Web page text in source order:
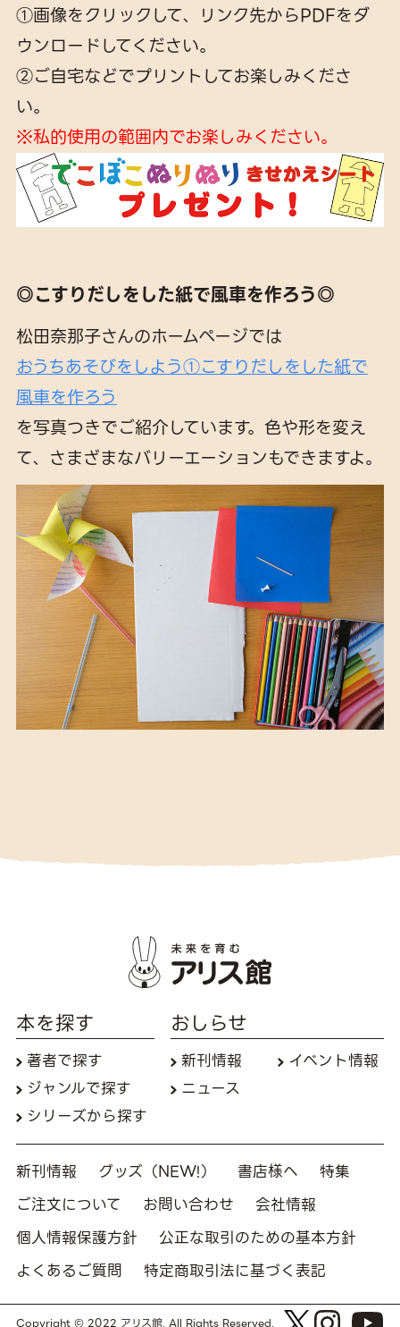
①画像をクリックして、リンク先からPDFをダ
ウンロードしてください。
②ご自宅などでプリントしてお楽しみくださ
い。
※私的使用の範囲内でお楽しみください。
◎こすりだしをした紙で風車を作ろう◎
松田奈那子さんのホームページでは
おうちあそびをしよう①こすりだしをした紙で
風車を作ろう
を写真つきでご紹介しています。色や形を変え
て、さまざまなバリーエーションもできますよ。
本を探す
著者で探す
ジャンルで探す
シリーズから探す
おしらせ
新刊情報
イベント情報
ニュース
新刊情報 グッズ（NEW!） 書店様へ
特集
ご注文について
お問い合わせ
会社情報
個人情報保護方針
公正な取引のための基本方針
よくあるご質問
特定商取引法に基づく表記
Copyright © 2022 アリス館. All Rights Reserved.